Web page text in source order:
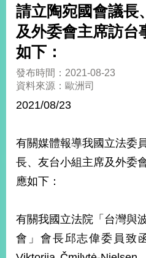
總
合
外
交
價
值
經
濟
不
台
海
請立陶宛國會議長
及外委會主席訪台
如下：
發布時間：2021-08-23
資料來源：歐洲司
2021/08/23
有關媒體報導我國立法委
長、友台小組主席及外委
應如下：
有關我國立法院「台灣與
會」會長邱志偉委員致